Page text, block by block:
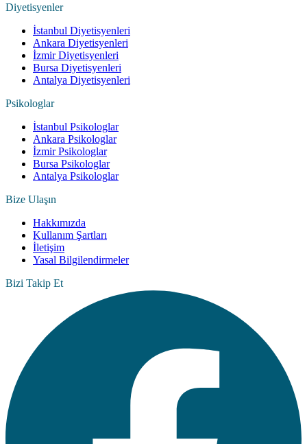
Diyetisyenler
İstanbul Diyetisyenleri
Ankara Diyetisyenleri
İzmir Diyetisyenleri
Bursa Diyetisyenleri
Antalya Diyetisyenleri
Psikologlar
İstanbul Psikologlar
Ankara Psikologlar
İzmir Psikologlar
Bursa Psikologlar
Antalya Psikologlar
Bize Ulaşın
Hakkımızda
Kullanım Şartları
İletişim
Yasal Bilgilendirmeler
Bizi Takip Et